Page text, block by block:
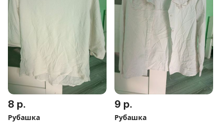
8 р.
Рубашка
9 р.
Рубашка